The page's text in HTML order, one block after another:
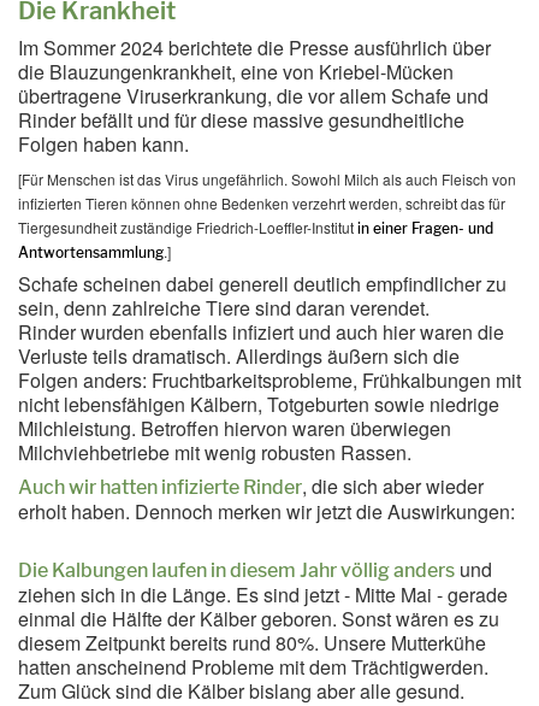
Die Krankheit
Im Sommer 2024 berichtete die Presse ausführlich über
die Blauzungenkrankheit, eine von Kriebel-Mücken
übertragene Viruserkrankung, die vor allem Schafe und
Rinder befällt und für diese massive gesundheitliche
Folgen haben kann.
[Für Menschen ist das Virus ungefährlich. Sowohl Milch als auch Fleisch von
infizierten Tieren können ohne Bedenken verzehrt werden, schreibt das für
Tiergesundheit zuständige Friedrich-Loeffler-Institut in einer Fragen- und
Antwortensammlung.]
Schafe scheinen dabei generell deutlich empfindlicher zu
sein, denn zahlreiche Tiere sind daran verendet.
Rinder wurden ebenfalls infiziert und auch hier waren die
Verluste teils dramatisch. Allerdings äußern sich die
Folgen anders: Fruchtbarkeitsprobleme, Frühkalbungen mit
nicht lebensfähigen Kälbern, Totgeburten sowie niedrige
Milchleistung. Betroffen hiervon waren überwiegen
Milchviehbetriebe mit wenig robusten Rassen.
Auch wir hatten infizierte Rinder, die sich aber wieder
erholt haben. Dennoch merken wir jetzt die Auswirkungen:
Die Kalbungen laufen in diesem Jahr völlig anders und
ziehen sich in die Länge. Es sind jetzt - Mitte Mai - gerade
einmal die Hälfte der Kälber geboren. Sonst wären es zu
diesem Zeitpunkt bereits rund 80%. Unsere Mutterkühe
hatten anscheinend Probleme mit dem Trächtigwerden.
Zum Glück sind die Kälber bislang aber alle gesund.